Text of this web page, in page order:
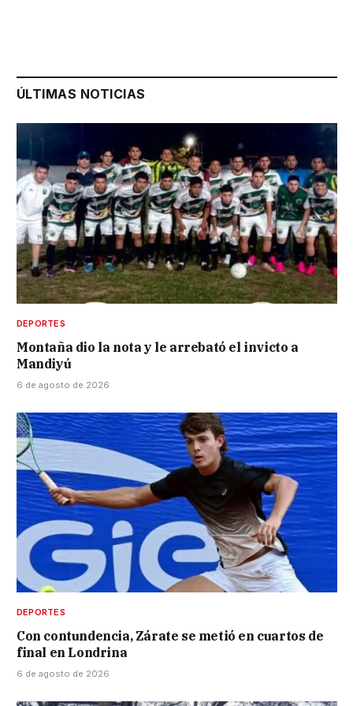
ÚLTIMAS NOTICIAS
DEPORTES
Montaña dio la nota y le arrebató el invicto a
Mandiyú
6 de agosto de 2026
DEPORTES
Con contundencia, Zárate se metió en cuartos de
final en Londrina
6 de agosto de 2026